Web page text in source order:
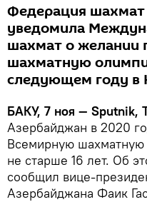
Федерация
уведомила
шахмат о желании
шахматную
следующем году в
БАКУ, 7 ноя — Sputnik,
Азербайджан в 2020
Всемирную шахматную
не старше 16 лет. Об
сообщил вице-
Азербайджана Фаик